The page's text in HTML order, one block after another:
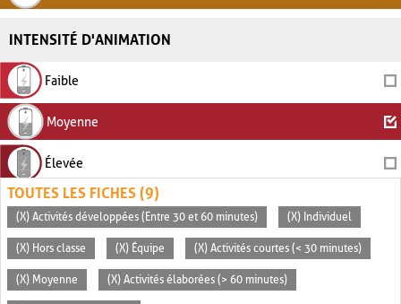
INTENSITÉ D'ANIMATION
Faible
Moyenne
Élevée
TOUTES LES FICHES (9)
(X) Activités développées (Entre 30 et 60 minutes) (X) Individuel
(X) Hors classe (X) Équipe (X) Activités courtes (< 30 minutes)
(X) Moyenne (X) Activités élaborées (> 60 minutes)